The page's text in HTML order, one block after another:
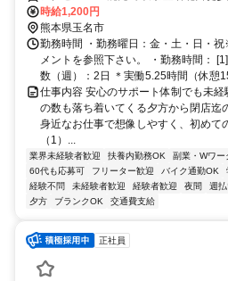
下北口徒歩約52分、ＪＲ九州新幹線 新
時給1,200円
熊本県玉名市
勤務時間 ・勤務曜日：金・土・日・
メントを参照下さい。 ・勤務時間：
数（週）：2日 ＊実働5.25時間（休憩
仕事内容 安心のサポート体制でも未
の数も落ち着いてくる夕方から閉店迄
身近なお仕事で想像しやすく、初めて
（1）...
業界未経験者歓迎 扶養内勤務OK 副業・Wワー
60代も応募可
フリーター歓迎 バイク通勤OK
経験不問
未経験者歓迎 経験者歓迎 夜間 週
夕方
ブランクOK 交通費支給
正社員